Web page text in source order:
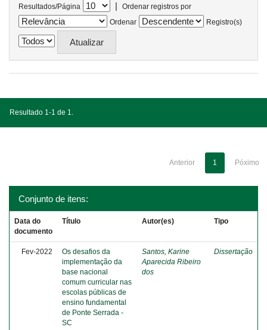
Resultados/Página |
Ordenar registros por
Ordenar
Registro(s)
Resultado 1-1 de 1.
Anterior 1 Póximo
Conjunto de itens:
Data do
documento
Título Autor(es) Tipo
Fev-2022
Os desafios da
implementação da
base nacional
comum curricular nas
escolas públicas de
ensino fundamental
de Ponte Serrada -
SC
Santos, Karine
Aparecida Ribeiro
dos
Dissertação